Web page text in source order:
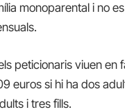
monoparental i no
peticionaris viuen en
euros si hi ha dos
i tres fills.